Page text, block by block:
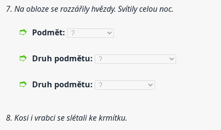
7. Na obloze se rozzářily hvězdy. Svítily celou noc.
Podmět:
Druh podmětu:
Druh podmětu:
8. Kosi i vrabci se slétali ke krmítku.